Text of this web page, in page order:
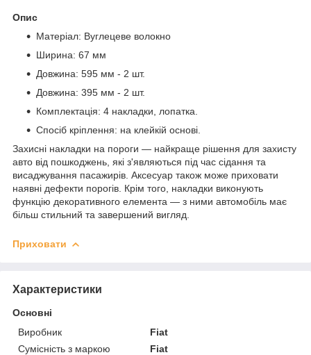
Опис
Матеріал: Вуглецеве волокно
Ширина: 67 мм
Довжина: 595 мм - 2 шт.
Довжина: 395 мм - 2 шт.
Комплектація: 4 накладки, лопатка.
Спосіб кріплення: на клейкій основі.
Захисні накладки на пороги — найкраще рішення для захисту
авто від пошкоджень, які з'являються під час сідання та
висаджування пасажирів. Аксесуар також може приховати
наявні дефекти порогів. Крім того, накладки виконують
функцію декоративного елемента — з ними автомобіль має
більш стильний та завершений вигляд.
Приховати
Характеристики
Основні
Виробник
Fiat
Сумісність з маркою
Fiat